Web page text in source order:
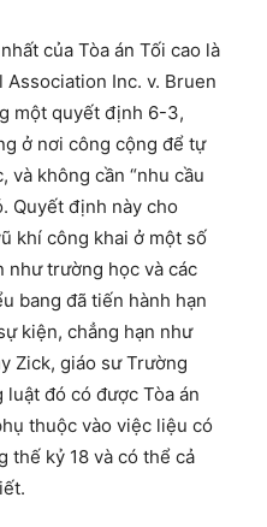
của Tòa án Tối cao là
Inc. v. Bruen
một quyết định 6-3,
ở nơi công cộng để tự
và không cần “nhu cầu
Quyết định này cho
khí công khai ở một số
như trường học và các
bang đã tiến hành hạn
kiện, chẳng hạn như
Zick, giáo sư Trường
luật đó có được Tòa án
thuộc vào việc liệu có
thế kỷ 18 và có thể cả